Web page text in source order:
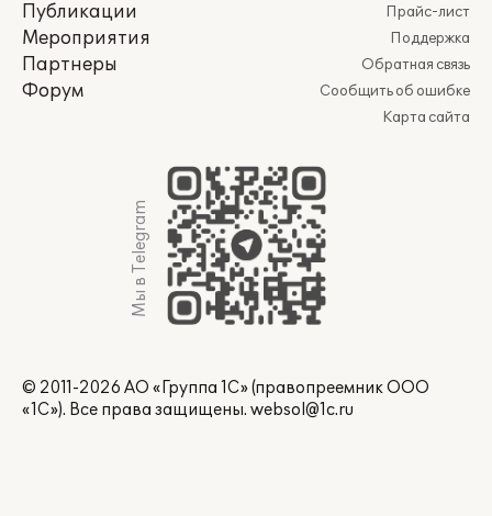
Публикации
Мероприятия
Партнеры
Форум
Прайс-лист
Поддержка
Обратная связь
Сообщить об ошибке
Карта сайта
Мы в Telegram
© 2011-2026 АО «Группа 1С» (правопреемник ООО
«1С»). Все права защищены. websol@1c.ru